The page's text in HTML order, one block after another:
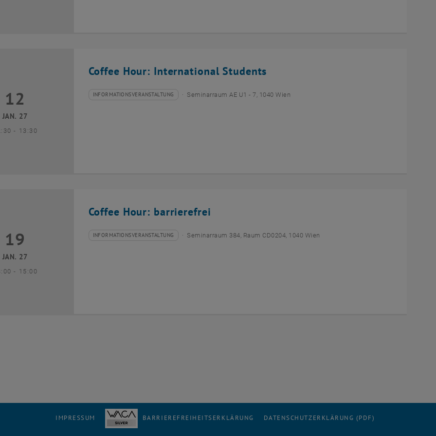
Coffee Hour: International Students
Januar 2027
12
JAN. 27
- bis
13:30
Veranstaltungstyp:
INFORMATIONSVERANSTALTUNG
Veranstaltungsort: Seminarraum AE U1 - 7, 1040 Wien
Coffee Hour: barrierefrei
Januar 2027
19
JAN. 27
- bis
15:00
Veranstaltungstyp:
INFORMATIONSVERANSTALTUNG
Veranstaltungsort: Seminarraum 384, Raum CD0204, 1040 Wien
IMPRESSUM BARRIEREFREIHEITSERKLÄRUNG DATENSCHUTZERKLÄRUNG (PDF)